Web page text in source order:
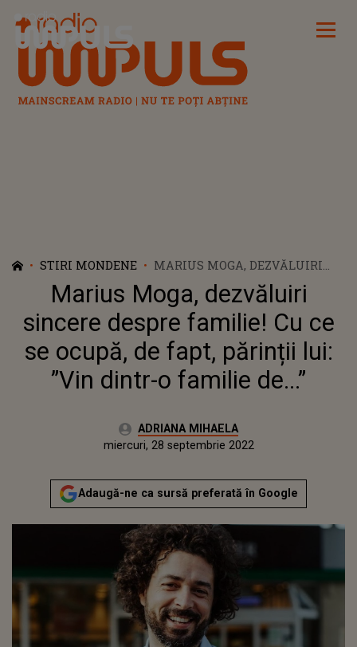
Radio Impuls
STIRI MONDENE
MARIUS MOGA, DEZVĂLUIRI
SINCERE DESPRE FAMILIE! CU
CE SE OCUPĂ, DE FAPT, PĂRINȚII
LUI: ”VIN DINTR-O FAMILIE DE...”
Marius Moga, dezvăluiri
sincere despre familie! Cu ce
se ocupă, de fapt, părinții lui:
”Vin dintr-o familie de...”
Autor:ADRIANA MIHAELA
marți, 28 septembrie 2021
Actualizat:
miercuri, 28 septembrie 2022
Adaugă-ne ca sursă preferată în Google